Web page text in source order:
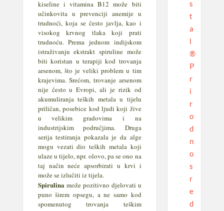
kiseline i vitamina B12 može biti
učinkovita u prevenciji anemije u
trudnoći, koja se često javlja, kao i
visokog krvnog tlaka koji prati
trudnoću. Prema jednom indijskom
istraživanju ekstrakt spiruline može
biti koristan u terapiji kod trovanja
arsenom, što je veliki problem u tim
krajevima. Srećom, trovanje arsenom
nije često u Evropi, ali je rizik od
akumuliranja teških metala u tijelu
priličan, posebice kod ljudi koji žive
u velikim gradovima i na
industrijskim područjima. Druga
serija testiranja pokazala je da alge
mogu vezati dio teških metala koji
ulaze u tijelo, npr. olovo, pa se ono na
taj način neće apsorbirati u krvi i
može se izlučiti iz tijela.
Spirulinamože pozitivno djelovati u
puno širem opsegu, a ne samo kod
spomenutog trovanja teškim
s
t
a
l
®
P
r
i
r
o
d
n
o
s
r
e
d